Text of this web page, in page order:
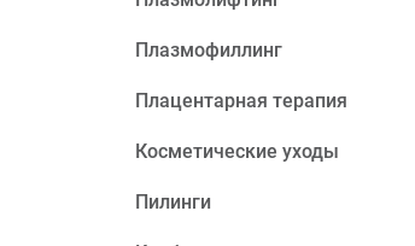
Плазмофиллинг
Плацентарная терапия
Косметические уходы
Пилинги